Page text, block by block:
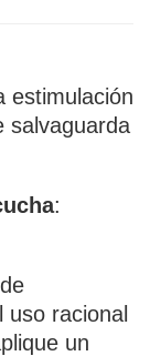
estimulación
salvaguarda
:
racional
un